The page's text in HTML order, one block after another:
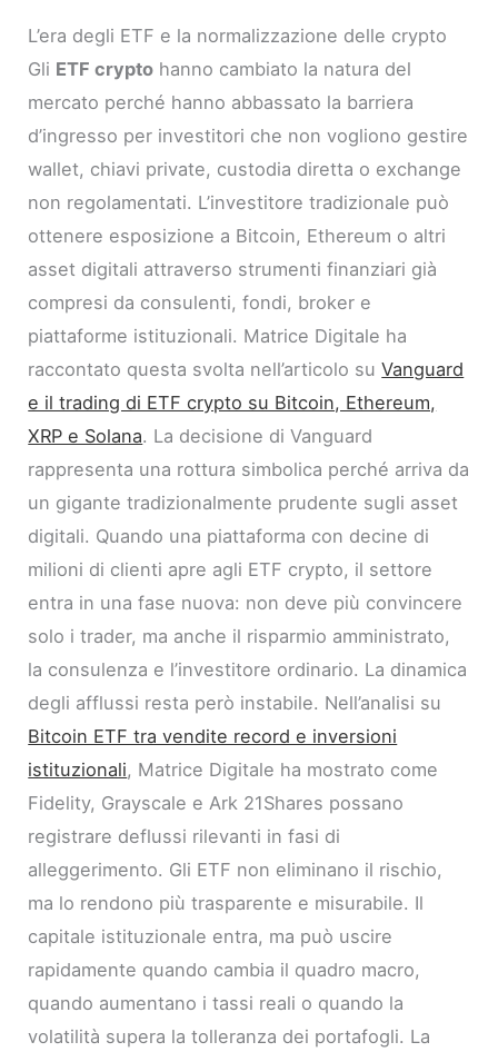
L’era degli ETF e la normalizzazione delle crypto
Gli ETF crypto hanno cambiato la natura del
mercato perché hanno abbassato la barriera
d’ingresso per investitori che non vogliono gestire
wallet, chiavi private, custodia diretta o exchange
non regolamentati. L’investitore tradizionale può
ottenere esposizione a Bitcoin, Ethereum o altri
asset digitali attraverso strumenti finanziari già
compresi da consulenti, fondi, broker e
piattaforme istituzionali. Matrice Digitale ha
raccontato questa svolta nell’articolo suVanguard
e il trading di ETF crypto su Bitcoin, Ethereum,
XRP e Solana. La decisione di Vanguard
rappresenta una rottura simbolica perché arriva da
un gigante tradizionalmente prudente sugli asset
digitali. Quando una piattaforma con decine di
milioni di clienti apre agli ETF crypto, il settore
entra in una fase nuova: non deve più convincere
solo i trader, ma anche il risparmio amministrato,
la consulenza e l’investitore ordinario. La dinamica
degli afflussi resta però instabile. Nell’analisi su
Bitcoin ETF tra vendite record e inversioni
istituzionali, Matrice Digitale ha mostrato come
Fidelity, Grayscale e Ark 21Shares possano
registrare deflussi rilevanti in fasi di
alleggerimento. Gli ETF non eliminano il rischio,
ma lo rendono più trasparente e misurabile. Il
capitale istituzionale entra, ma può uscire
rapidamente quando cambia il quadro macro,
quando aumentano i tassi reali o quando la
volatilità supera la tolleranza dei portafogli. La